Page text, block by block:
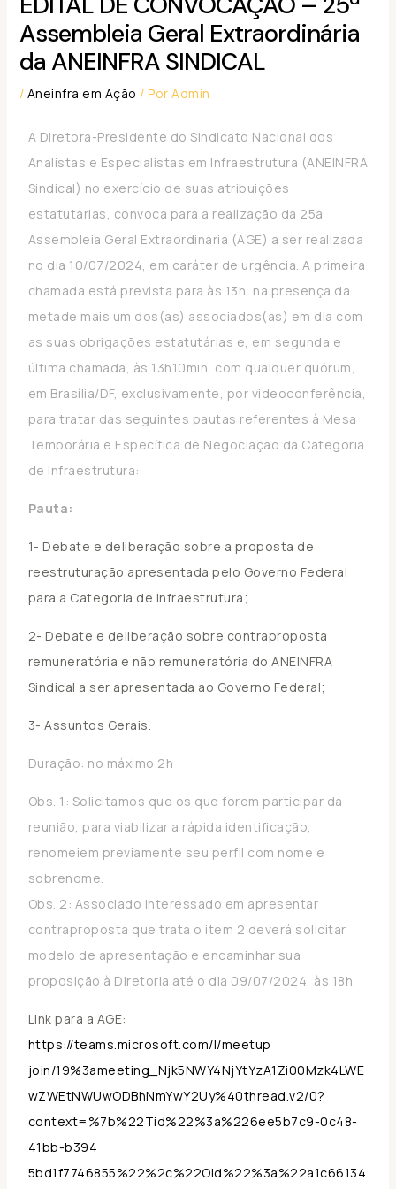
Assembleia Geral Extraordinária
da ANEINFRA SINDICAL
/ Aneinfra em Ação / PorAdmin
A Diretora-Presidente do Sindicato Nacional dos
Analistas e Especialistas em Infraestrutura (ANEINFRA
Sindical) no exercício de suas atribuições
estatutárias, convoca para a realização da 25a
Assembleia Geral Extraordinária (AGE) a ser realizada
no dia 10/07/2024, em caráter de urgência. A primeira
chamada está prevista para às 13h, na presença da
metade mais um dos(as) associados(as) em dia com
as suas obrigações estatutárias e, em segunda e
última chamada, às 13h10min, com qualquer quórum,
em Brasília/DF, exclusivamente, por videoconferência,
para tratar das seguintes pautas referentes à Mesa
Temporária e Específica de Negociação da Categoria
de Infraestrutura:
Pauta:
1- Debate e deliberação sobre a proposta de
reestruturação apresentada pelo Governo Federal
para a Categoria de Infraestrutura;
2- Debate e deliberação sobre contraproposta
remuneratória e não remuneratória do ANEINFRA
Sindical a ser apresentada ao Governo Federal;
3- Assuntos Gerais.
Duração: no máximo 2h
Obs. 1: Solicitamos que os que forem participar da
reunião, para viabilizar a rápida identificação,
renomeiem previamente seu perfil com nome e
sobrenome.
Obs. 2: Associado interessado em apresentar
contraproposta que trata o item 2 deverá solicitar
modelo de apresentação e encaminhar sua
proposição à Diretoria até o dia 09/07/2024, às 18h.
Link para a AGE:
https://teams.microsoft.com/l/meetup
join/19%3ameeting_Njk5NWY4NjYtYzA1Zi00Mzk4LWE
wZWEtNWUwODBhNmYwY2Uy%40thread.v2/0?
context=%7b%22Tid%22%3a%226ee5b7c9-0c48-
41bb-b394
5bd1f7746855%22%2c%22Oid%22%3a%22a1c66134